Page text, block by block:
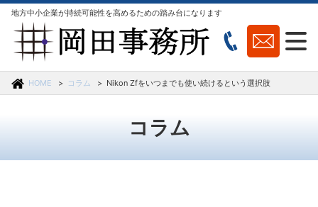
地方中小企業が持続可能性を高めるための踏み台になります
HOME コラム Nikon Zfをいつまでも使い続けるという選択肢
コラム